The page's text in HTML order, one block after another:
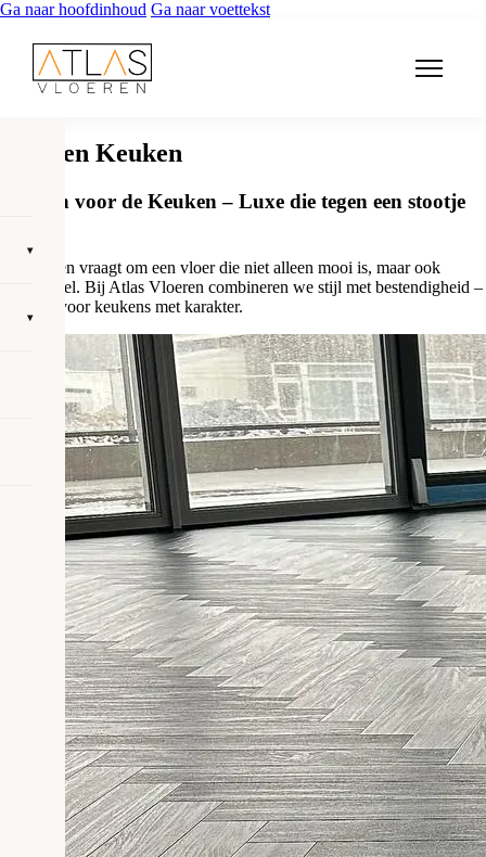
Ga naar hoofdinhoud Ga naar voettekst
▾
▾
Vloeren Keuken
Vloeren voor de Keuken – Luxe die tegen een stootje
De keuken vraagt om een vloer die niet alleen mooi is, maar ook
functioneel. Bij Atlas Vloeren combineren we stijl met bestendigheid –
speciaal voor keukens met karakter.